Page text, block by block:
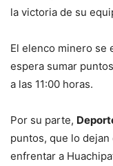
la victoria de su
El elenco minero se
espera sumar
a las 11:00 horas.
Por su parte,
puntos, que lo
enfrentar a